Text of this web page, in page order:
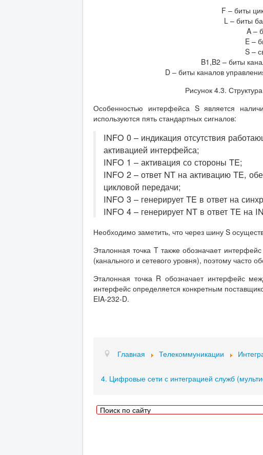
F – биты
L – биты
A –
E –
S –
B1,B2 – биты
D – биты каналов
Рисунок 4.3.
Особенностью интерфейса S является
используются пять стандартных сигналов:
INFO 0 – индикация отсутствия
активацией интерфейса;
INFO 1 – активация со стороны TE;
INFO 2 – ответ NT на активацию TE,
цикловой передачи;
INFO 3 – генерирует TE в ответ на
INFO 4 – генерирует NT в ответ TE на
Необходимо заметить, что через шину S
Эталонная точка T также обозначает
(канального и сетевого уровня), поэтому часто
Эталонная точка R обозначает интерфейс
интерфейс определяется конкретным
EIA-232-D.
Главная Телекоммуникации
4. Цифровые сети с интеграцией служб